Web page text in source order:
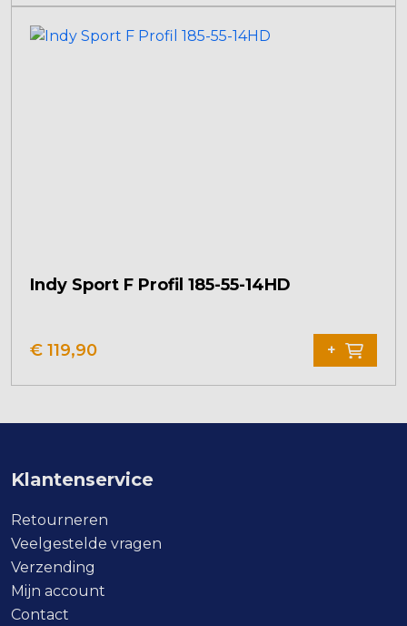
Indy Sport F Profil 185-55-14HD
€ 119,90 +
heeft
Deze
gekozen
de
productpagina
Klantenservice
Retourneren
Veelgestelde vragen
Verzending
Mijn account
Contact